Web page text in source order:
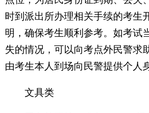
时到派出所办理相关手续的考生
明，确保考生顺利参考。如考试
失的情况，可以向考点外民警求
由考生本人到场向民警提供个人
文具类